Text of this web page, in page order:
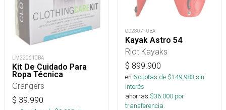
LM220610BA
Kit De Cuidado Para
Ropa Técnica
Grangers
$ 39.990
OD280710BA
Kayak Astro 54
Riot Kayaks
$ 899.900
en 6cuotas de $149.983 sin
interés
ahorras $36.000 por
transferencia.